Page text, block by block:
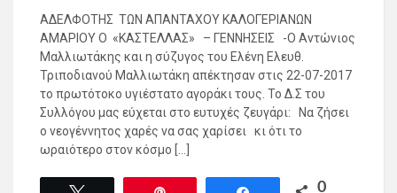
ΑΔΕΛΦΟΤΗΣ ΤΩΝ ΑΠΑΝΤΑΧΟΥ ΚΑΛΟΓΕΡΙΑΝΩΝ
ΑΜΑΡΙΟΥ Ο «ΚΑΣΤΕΛΛΑΣ» – ΓΕΝΝΗΣΕΙΣ -Ο Αντώνιος
Μαλλιωτάκης και η σύζυγος του Ελένη Ελευθ.
Τριποδιανού Μαλλιωτάκη απέκτησαν στις 22-07-2017
το πρωτότοκο υγιέστατο αγοράκι τους. Το Δ.Σ του
Συλλόγου μας εύχεται στο ευτυχές ζευγάρι: Να ζήσει
ο νεογέννητος χαρές να σας χαρίσει κι ότι το
ωραιότερο στον κόσμο […]
0